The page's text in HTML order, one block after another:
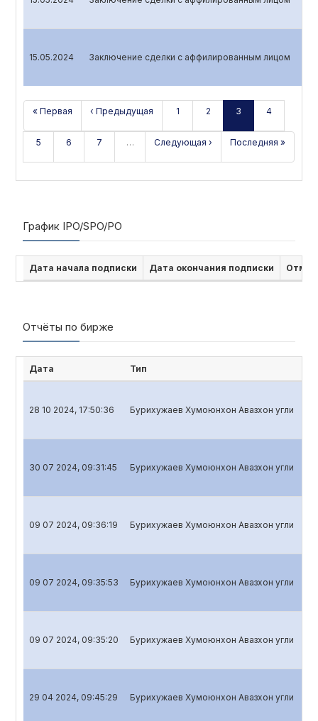
15.05.2024 Заключение сделки с аффилированным лицом
« Первая ‹ Предыдущая 1 2 3 4
5 6 7 … Следующая › Последняя »
График IPO/SPO/PO
Дата начала подписки Дата окончания подписки
Отчёты по бирже
Дата Тип
28 10 2024, 17:50:36 Бурихужаев Хумоюнхон Авазхон угли
30 07 2024, 09:31:45 Бурихужаев Хумоюнхон Авазхон угли
09 07 2024, 09:36:19 Бурихужаев Хумоюнхон Авазхон угли
09 07 2024, 09:35:53 Бурихужаев Хумоюнхон Авазхон угли
09 07 2024, 09:35:20 Бурихужаев Хумоюнхон Авазхон угли
29 04 2024, 09:45:29 Бурихужаев Хумоюнхон Авазхон угли